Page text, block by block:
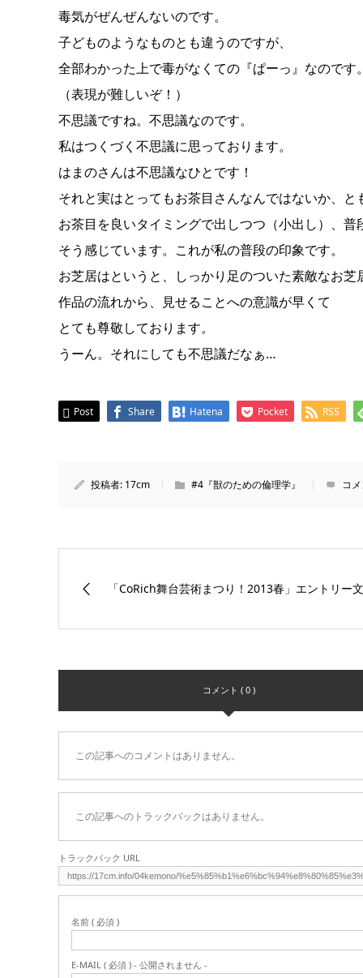
毒気がぜんぜんないのです。
子どものようなものとも違うのですが、
全部わかった上で毒がなくての『ぱーっ』なのです
（表現が難しいぞ！）
不思議ですね。不思議なのです。
私はつくづく不思議に思っております。
はまのさんは不思議なひとです！
それと実はとってもお茶目さんなんではないか、と
お茶目を良いタイミングで出しつつ（小出し）、
そう感じています。これが私の普段の印象です。
お芝居はというと、しっかり足のついた素敵なお芝
作品の流れから、見せることへの意識が早くて
とても尊敬しております。
うーん。それにしても不思議だなぁ…
Post Share Hatena Pocket RSS
投稿者: 17cm #4『獣のための倫理学』 コ
「CoRich舞台芸術まつり！2013春」エントリー文
コメント ( 0 )
この記事へのコメントはありません。
この記事へのトラックバックはありません。
トラックバック URL
名前 ( 必須 )
E-MAIL ( 必須 ) - 公開されません -